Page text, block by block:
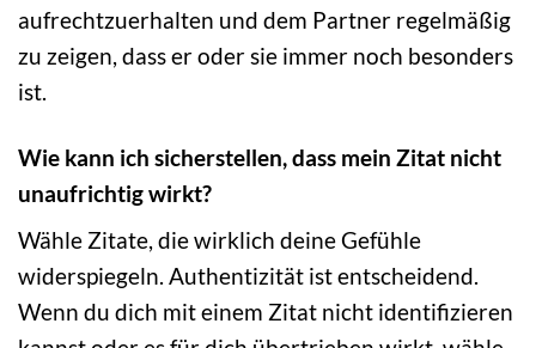
aufrechtzuerhalten und dem Partner regelmäßig
zu zeigen, dass er oder sie immer noch besonders
ist.
Wie kann ich sicherstellen, dass mein Zitat nicht
unaufrichtig wirkt?
Wähle Zitate, die wirklich deine Gefühle
widerspiegeln. Authentizität ist entscheidend.
Wenn du dich mit einem Zitat nicht identifizieren